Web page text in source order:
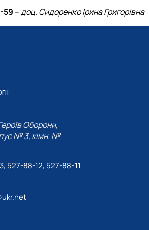
59 –доц. Сидоренко Ірина Григорівна
Оборони,
№ 3, кімн. №
527-88-12, 527-88-11